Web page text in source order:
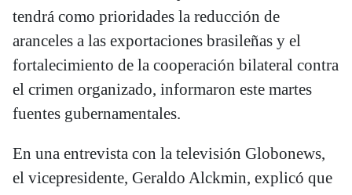
tendrá como prioridades la reducción de
aranceles a las exportaciones brasileñas y el
fortalecimiento de la cooperación bilateral contra
el crimen organizado, informaron este martes
fuentes gubernamentales.
En una entrevista con la televisión Globonews,
el vicepresidente, Geraldo Alckmin, explicó que